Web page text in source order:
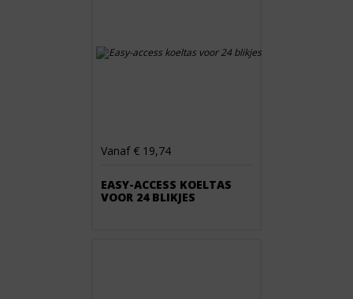
Vanaf € 19,74
EASY-ACCESS KOELTAS
VOOR 24 BLIKJES